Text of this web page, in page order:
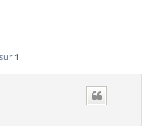
sur 1